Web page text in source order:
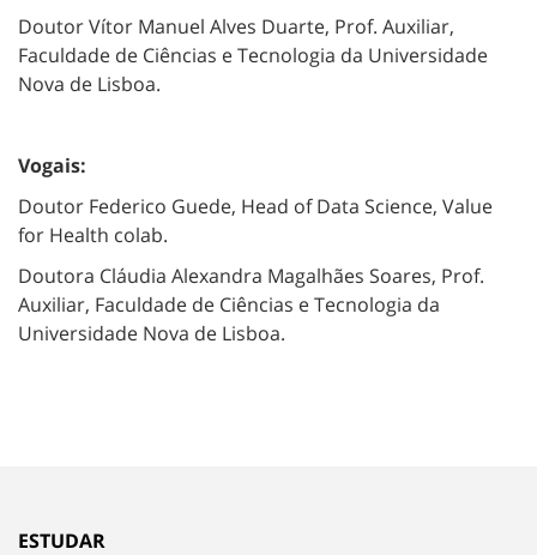
Doutor Vítor Manuel Alves Duarte, Prof. Auxiliar,
Faculdade de Ciências e Tecnologia da Universidade
Nova de Lisboa.
Vogais:
Doutor Federico Guede, Head of Data Science, Value
for Health colab.
Doutora Cláudia Alexandra Magalhães Soares, Prof.
Auxiliar, Faculdade de Ciências e Tecnologia da
Universidade Nova de Lisboa.
ESTUDAR